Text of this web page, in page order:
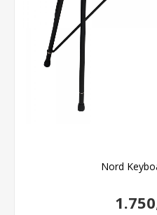
Nord